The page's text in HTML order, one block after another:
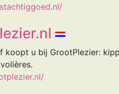
koopt u bij GrootPlezier: